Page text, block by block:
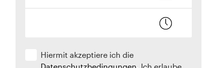
Hiermit akzeptiere ich die